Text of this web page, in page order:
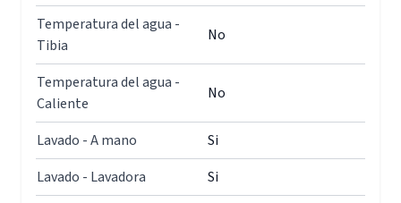
Temperatura del agua -
Tibia
No
Temperatura del agua -
Caliente
No
Lavado - A mano
Si
Lavado - Lavadora
Si